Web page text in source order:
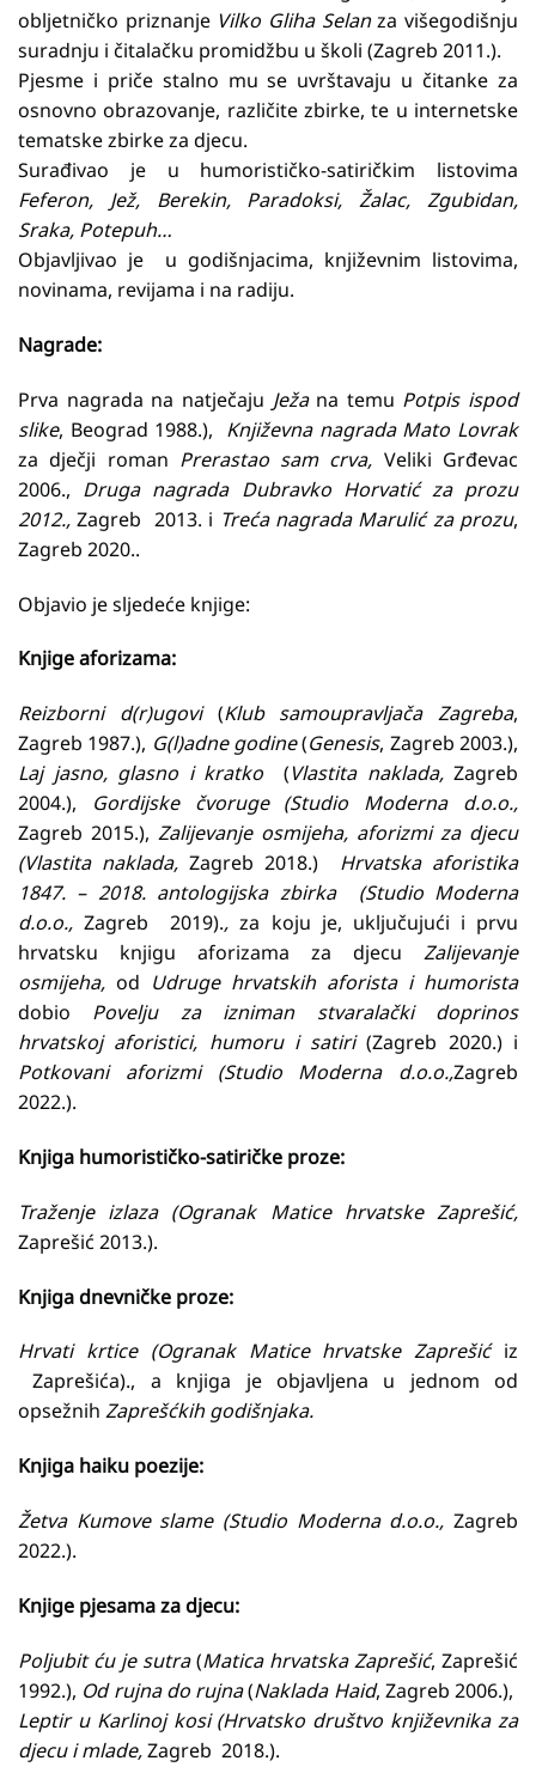
obljetničko priznanje Vilko Gliha Selanza višegodišnju
suradnju i čitalačku promidžbu u školi (Zagreb 2011.).
Pjesme i priče stalno mu se uvrštavaju u čitanke za
osnovno obrazovanje, različite zbirke, te u internetske
tematske zbirke za djecu.
Surađivao je u humorističko-satiričkim listovima
Feferon, Jež, Berekin, Paradoksi, Žalac, Zgubidan,
Sraka, Potepuh…
Objavljivao je u godišnjacima, književnim listovima,
novinama, revijama i na radiju.
Nagrade:
Prva nagrada na natječaju Ježana temu Potpis ispod
slike, Beograd 1988.), Književna nagrada Mato Lovrak
za dječji roman Prerastao sam crva, Veliki Grđevac
2006., Druga nagrada Dubravko Horvatić za prozu
2012.,Zagreb 2013. i Treća nagrada Marulić za prozu,
Zagreb 2020..
Objavio je sljedeće knjige:
Knjige aforizama:
Reizborni d(r)ugovi(Klub samoupravljača Zagreba,
Zagreb 1987.), G(l)adne godine(Genesis, Zagreb 2003.),
Laj jasno, glasno i kratko (Vlastita naklada,Zagreb
2004.), Gordijske čvoruge (Studio Moderna d.o.o.,
Zagreb 2015.), Zalijevanje osmijeha, aforizmi za djecu
(Vlastita naklada, Zagreb 2018.) Hrvatska aforistika
1847. – 2018. antologijska zbirka (Studio Moderna
d.o.o.,Zagreb 2019).,za koju je, uključujući i prvu
hrvatsku knjigu aforizama za djecu Zalijevanje
osmijeha, od Udruge hrvatskih aforista i humorista
dobio Povelju za izniman stvaralački doprinos
hrvatskoj aforistici, humoru i satiri(Zagreb 2020.) i
Potkovani aforizmi (Studio Moderna d.o.o.,Zagreb
2022.).
Knjiga humorističko-satiričke proze:
Traženje izlaza (Ogranak Matice hrvatske Zaprešić,
Zaprešić 2013.).
Knjiga dnevničke proze:
Hrvati krtice (Ogranak Matice hrvatske Zaprešić iz
Zaprešića)., a knjiga je objavljena u jednom od
opsežnih Zaprešćkih godišnjaka.
Knjiga haiku poezije:
Žetva Kumove slame (Studio Moderna d.o.o., Zagreb
2022.).
Knjige pjesama za djecu:
Poljubit ću je sutra(Matica hrvatska Zaprešić, Zaprešić
1992.), Od rujna do rujna(Naklada Haid, Zagreb 2006.),
Leptir u Karlinoj kosi (Hrvatsko društvo književnika za
djecu i mlade,Zagreb 2018.).